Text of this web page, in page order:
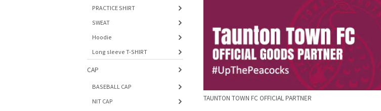
PRACTICE SHIRT
SWEAT
Hoodie
Long sleeve T-SHIRT
CAP
BASEBALL CAP
NIT CAP
TAUNTON TOWN FC OFFICIAL PARTNER